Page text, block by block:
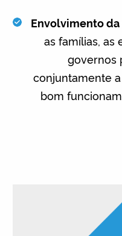
Envolvimento
as famílias, as
governos
conjuntamente
bom